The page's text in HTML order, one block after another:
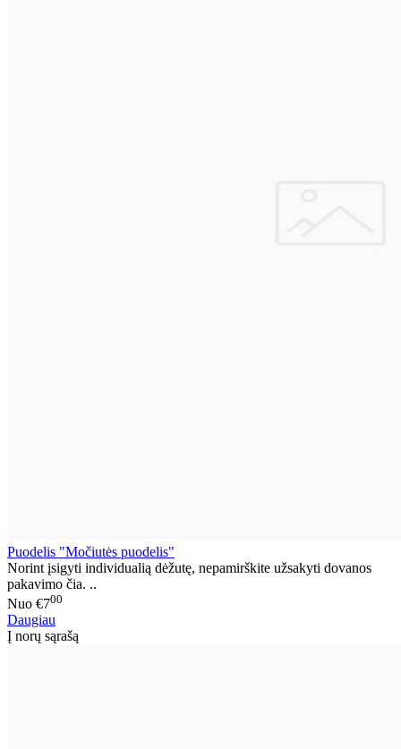
Puodelis "Močiutės puodelis"
Norint įsigyti individualią dėžutę, nepamirškite užsakyti dovanos
pakavimo čia. ..
Nuo €700
Daugiau
Į norų sąrašą